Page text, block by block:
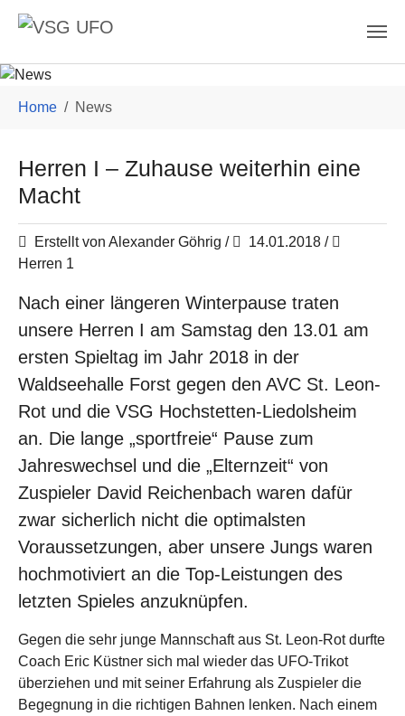
Skip to main content
Home News
Herren I – Zuhause weiterhin eine
Macht
Erstellt von Alexander Göhrig / 14.01.2018 /
Herren 1
Nach einer längeren Winterpause traten
unsere Herren I am Samstag den 13.01 am
ersten Spieltag im Jahr 2018 in der
Waldseehalle Forst gegen den AVC St. Leon-
Rot und die VSG Hochstetten-Liedolsheim
an. Die lange „sportfreie“ Pause zum
Jahreswechsel und die „Elternzeit“ von
Zuspieler David Reichenbach waren dafür
zwar sicherlich nicht die optimalsten
Voraussetzungen, aber unsere Jungs waren
hochmotiviert an die Top-Leistungen des
letzten Spieles anzuknüpfen.
Gegen die sehr junge Mannschaft aus St. Leon-Rot durfte
Coach Eric Küstner sich mal wieder das UFO-Trikot
überziehen und mit seiner Erfahrung als Zuspieler die
Begegnung in die richtigen Bahnen lenken. Nach einem